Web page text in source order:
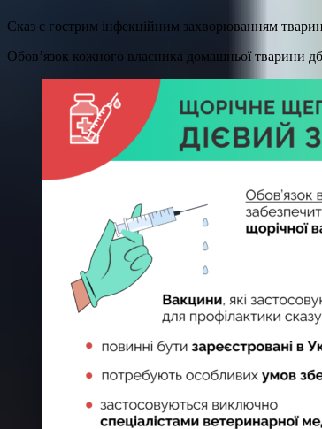
Сказ є гострим інфекційним захворюванням
Обов’язок кожного власника домашньої тварини